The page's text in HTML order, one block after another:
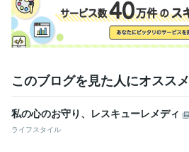
このブログを見た人にオススメ
私の心のお守り、レスキューレメディ
ライフスタイル